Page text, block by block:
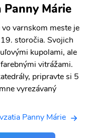
Márie
varnskom meste je
storočia. Svojich
kupolami, ale
vitrážami.
pripravte si 5
vyrezávaný
Panny Márie